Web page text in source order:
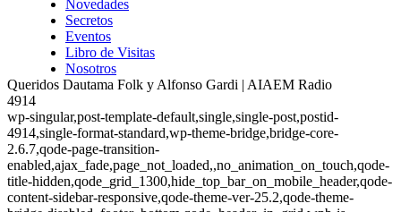
Novedades
Secretos
Eventos
Libro de Visitas
Nosotros
Queridos Dautama Folk y Alfonso Gardi | AIAEM Radio
4914
wp-singular,post-template-default,single,single-post,postid-
4914,single-format-standard,wp-theme-bridge,bridge-core-
2.6.7,qode-page-transition-
enabled,ajax_fade,page_not_loaded,,no_animation_on_touch,qode-
title-hidden,qode_grid_1300,hide_top_bar_on_mobile_header,qode-
content-sidebar-responsive,qode-theme-ver-25.2,qode-theme-